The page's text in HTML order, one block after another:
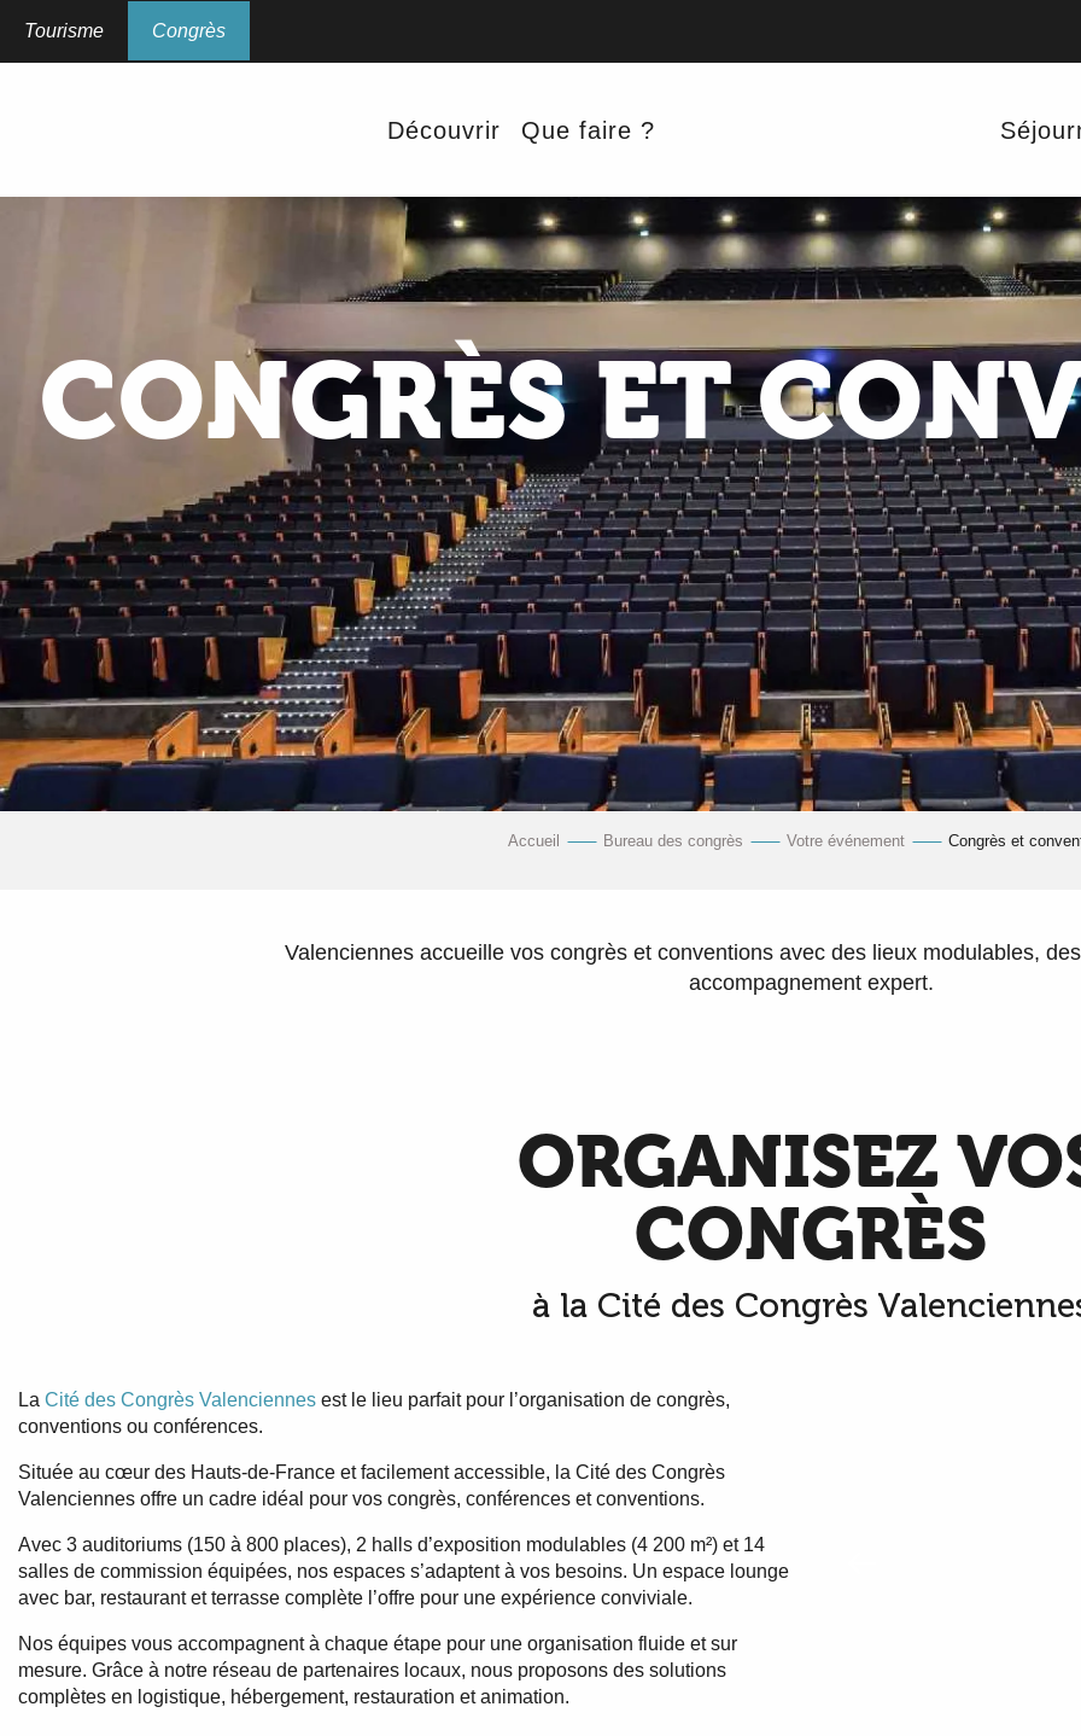
Tourisme Congrès
Découvrir Que faire ?
CONGRÈS ET
Accueil Bureau des congrès Votre événement Congrès et
Valenciennes accueille vos congrès et conventions avec des lieux modulables,
accompagnement expert.
ORGANISEZ
CONGRÈS
à la Cité des Congrès
La Cité des Congrès Valenciennes est le lieu parfait pour l’organisation de congrès,
conventions ou conférences.
Située au cœur des Hauts-de-France et facilement accessible, la Cité des Congrès
Valenciennes offre un cadre idéal pour vos congrès, conférences et conventions.
Avec 3 auditoriums (150 à 800 places), 2 halls d’exposition modulables (4 200 m²) et 14
salles de commission équipées, nos espaces s’adaptent à vos besoins. Un espace lounge
avec bar, restaurant et terrasse complète l’offre pour une expérience conviviale.
Nos équipes vous accompagnent à chaque étape pour une organisation fluide et sur
mesure. Grâce à notre réseau de partenaires locaux, nous proposons des solutions
complètes en logistique, hébergement, restauration et animation.